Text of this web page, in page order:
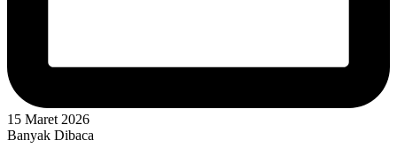
15 Maret 2026
Banyak Dibaca